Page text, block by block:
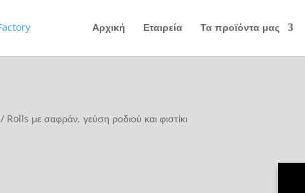
Αρχική Εταιρεία Τα προϊόντα μας
/ Rolls με σαφράν, γεύση ροδιού και φιστίκι